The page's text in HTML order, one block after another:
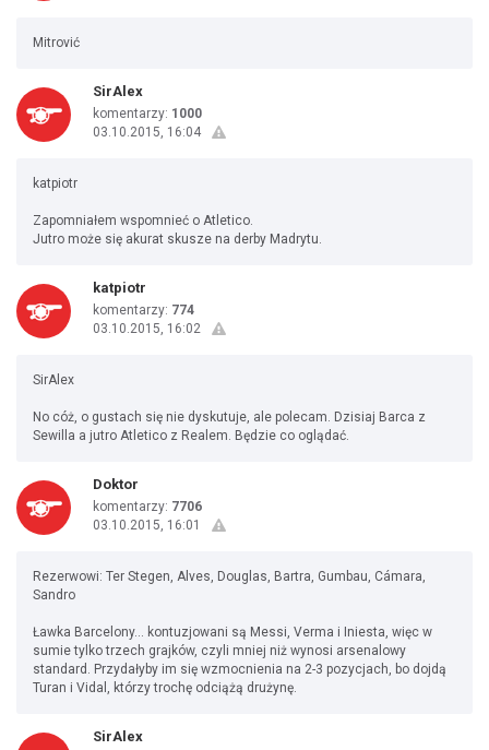
Mitrović
SirAlex
komentarzy: 1000
03.10.2015, 16:04
katpiotr
Zapomniałem wspomnieć o Atletico.
Jutro może się akurat skusze na derby Madrytu.
katpiotr
komentarzy: 774
03.10.2015, 16:02
SirAlex
No cóż, o gustach się nie dyskutuje, ale polecam. Dzisiaj Barca z
Sewilla a jutro Atletico z Realem. Będzie co oglądać.
Doktor
komentarzy: 7706
03.10.2015, 16:01
Rezerwowi: Ter Stegen, Alves, Douglas, Bartra, Gumbau, Cámara,
Sandro
Ławka Barcelony... kontuzjowani są Messi, Verma i Iniesta, więc w
sumie tylko trzech grajków, czyli mniej niż wynosi arsenalowy
standard. Przydałyby im się wzmocnienia na 2-3 pozycjach, bo dojdą
Turan i Vidal, którzy trochę odciążą drużynę.
SirAlex